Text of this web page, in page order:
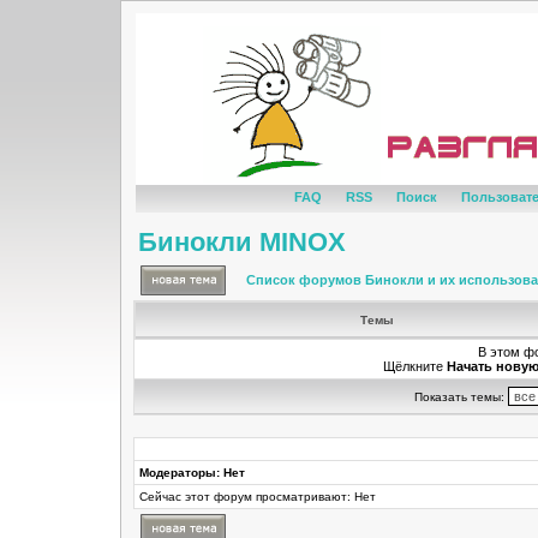
FAQ RSS Поиск
Бинокли MINOX
Список форумов Бинокли и их
Темы
В этом
Щёлкните Начать
Показать темы:
Модераторы: Нет
Сейчас этот форум просматривают: Нет